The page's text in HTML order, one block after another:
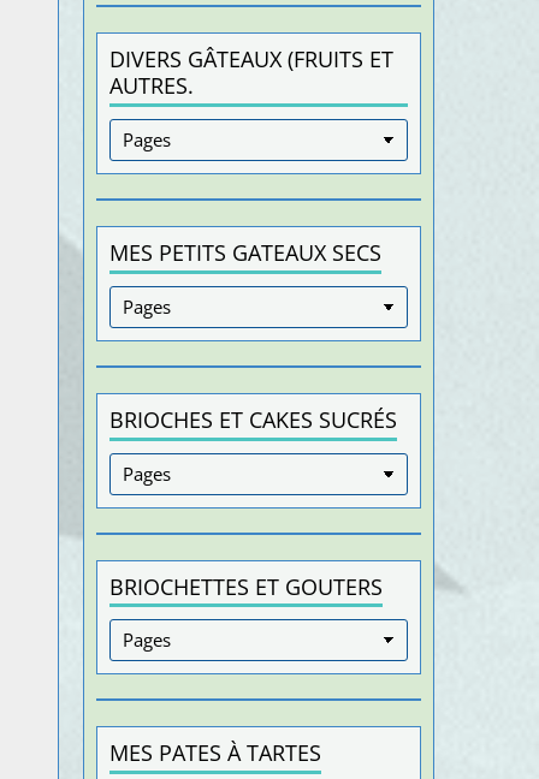
DIVERS GÂTEAUX (FRUITS ET
AUTRES.
MES PETITS GATEAUX SECS
BRIOCHES ET CAKES SUCRÉS
BRIOCHETTES ET GOUTERS
MES PATES À TARTES